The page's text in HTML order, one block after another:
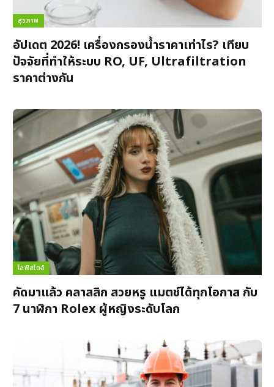
สุขภาพ
อัปเดต 2026! เครื่องกรองน้ำราคาเท่าไร? เทียบ
ปัจจัยที่ทำให้ระบบ RO, UF, Ultrafiltration
ราคาต่างกัน
ไลฟ์สไตล์
คัดมาแล้ว คลาสสิก สวยหรู แมตช์ได้ทุกโอกาส กับ
7 นาฬิกา Rolex ผู้หญิงระดับโลก